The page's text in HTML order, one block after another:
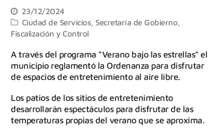
23/12/2024
Ciudad de Servicios Secretaría de Gobierno,
Fiscalización y Control
A través del programa “Verano bajo las estrellas” el
municipio reglamentó la Ordenanza para disfrutar
de espacios de entretenimiento al aire libre.
Los patios de los sitios de entretenimiento
desarrollarán espectáculos para disfrutar de las
temperaturas propias del verano que se aproxima.